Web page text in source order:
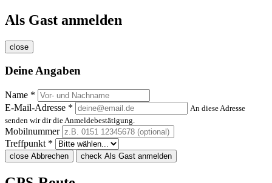
Als Gast anmelden
close
Deine Angaben
Name *
E-Mail-Adresse *
An diese Adresse
senden wir dir die Anmeldebestätigung.
Mobilnummer
Treffpunkt *
close Abbrechen check Als Gast anmelden